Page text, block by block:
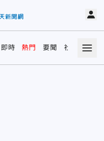
即時 熱門 要聞 社會 娛樂